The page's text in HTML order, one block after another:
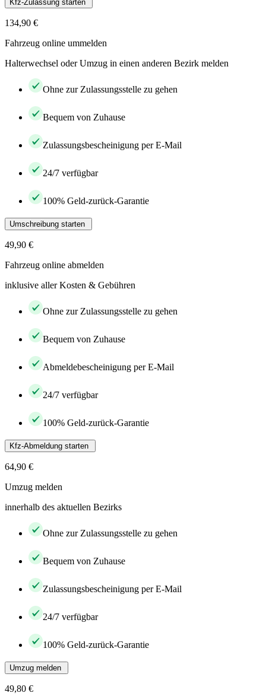
Kfz-Zulassung starten
134,90 €
Fahrzeug online ummelden
Halterwechsel oder Umzug in einen anderen Bezirk melden
Ohne zur Zulassungsstelle zu gehen
Bequem von Zuhause
Zulassungsbescheinigung per E-Mail
24/7 verfügbar
100% Geld-zurück-Garantie
Umschreibung starten
49,90 €
Fahrzeug online abmelden
inklusive aller Kosten & Gebühren
Ohne zur Zulassungsstelle zu gehen
Bequem von Zuhause
Abmeldebescheinigung per E-Mail
24/7 verfügbar
100% Geld-zurück-Garantie
Kfz-Abmeldung starten
64,90 €
Umzug melden
innerhalb des aktuellen Bezirks
Ohne zur Zulassungsstelle zu gehen
Bequem von Zuhause
Zulassungsbescheinigung per E-Mail
24/7 verfügbar
100% Geld-zurück-Garantie
Umzug melden
49,80 €